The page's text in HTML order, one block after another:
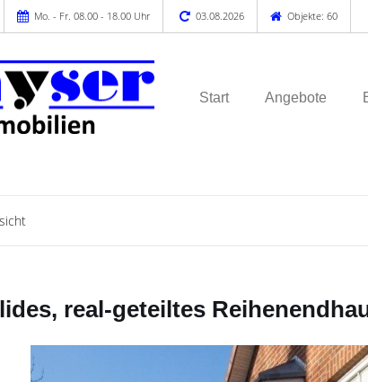
Mo. - Fr. 08.00 - 18.00 Uhr 03.08.2026 Objekte: 60
Start Angebote
real-geteiltes